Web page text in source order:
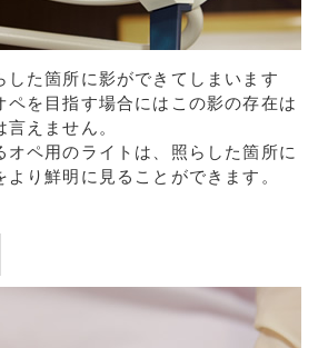
した箇所に影ができてしまいます
ペを目指す場合にはこの影の存在は
えません。
オペ用のライトは、照らした箇所に
り鮮明に見ることができます。